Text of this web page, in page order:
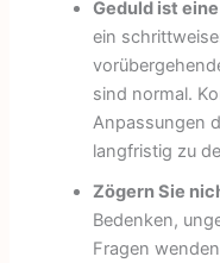
Geduld ist
ein
sind normal.
Anpassungen
langfristig zu
Zögern Sie
Bedenken,
Fragen